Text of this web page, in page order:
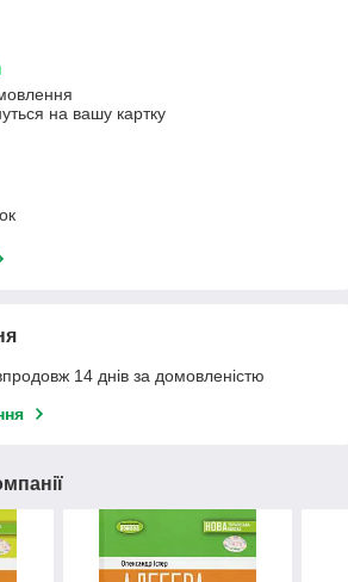
на вашу картку
14 днів за домовленістю